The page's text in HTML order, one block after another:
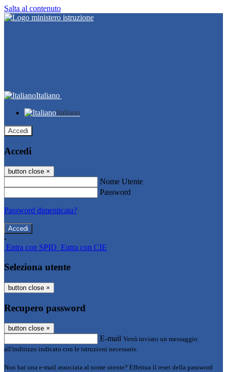
Salta al contenuto
Italiano
Italiano
Accedi
Accedi
button close ×
Nome Utente
Password
Password dimenticata?
-
Entra con SPID Entra con CIE
Seleziona utente
button close ×
Recupero password
button close ×
E-mail Verrà inviato un messaggio
all'indirizzo indicato con le istruzioni necessarie.
Non hai una e-mail associata al nome utente? Effettua il reset della password